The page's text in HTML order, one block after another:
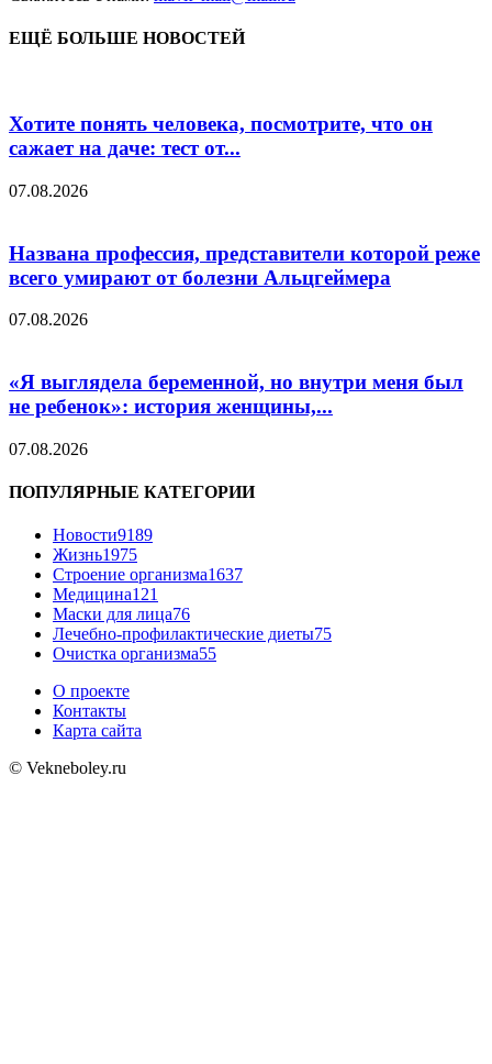
ЕЩЁ БОЛЬШЕ НОВОСТЕЙ
Хотите понять человека, посмотрите, что он
сажает на даче: тест от...
07.08.2026
Названа профессия, представители которой реже
всего умирают от болезни Альцгеймера
07.08.2026
«Я выглядела беременной, но внутри меня был
не ребенок»: история женщины,...
07.08.2026
ПОПУЛЯРНЫЕ КАТЕГОРИИ
Новости9189
Жизнь1975
Строение организма1637
Медицина121
Маски для лица76
Лечебно-профилактические диеты75
Очистка организма55
О проекте
Контакты
Карта сайта
© Vekneboley.ru